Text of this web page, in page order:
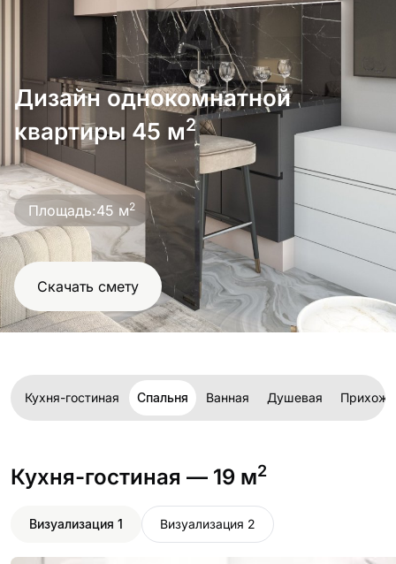
г. Краснодар
8 (861) 945-12-
34
Обсудить
проект
Дизайн однокомнатной
квартиры 45 м2
Площадь:45 м2
Скачать смету
Кухня-гостиная Спальня Ванная Душевая
Кухня-гостиная — 19 м2
Визуализация 1 Визуализация 2